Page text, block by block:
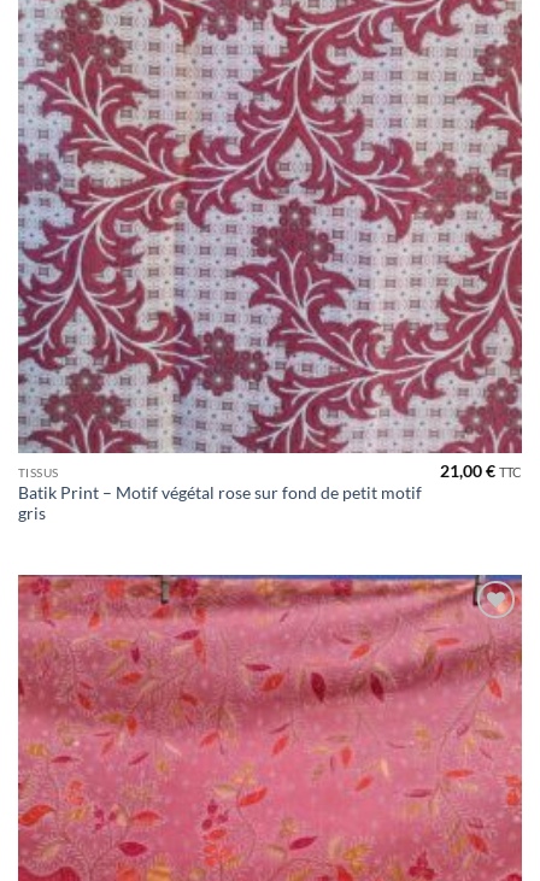
TISSUS
Batik Print – Motif végétal rose sur fond de petit motif
gris
21,00€ TTC
Ajouter
à la liste
de
souhaits